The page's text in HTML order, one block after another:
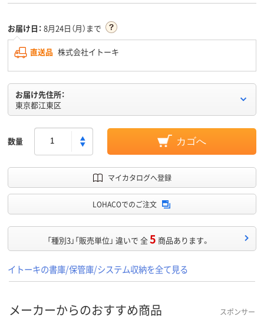
お届け日： 8月24日（月）まで
直送品 株式会社イトーキ
お届け先住所：
東京都江東区
数量 カゴへ
マイカタログへ登録
LOHACOでのご注文
「種別3」「販売単位」 違いで 全5 商品あります。
イトーキの書庫/保管庫/システム収納を全て見る
メーカーからのおすすめ商品 スポンサー